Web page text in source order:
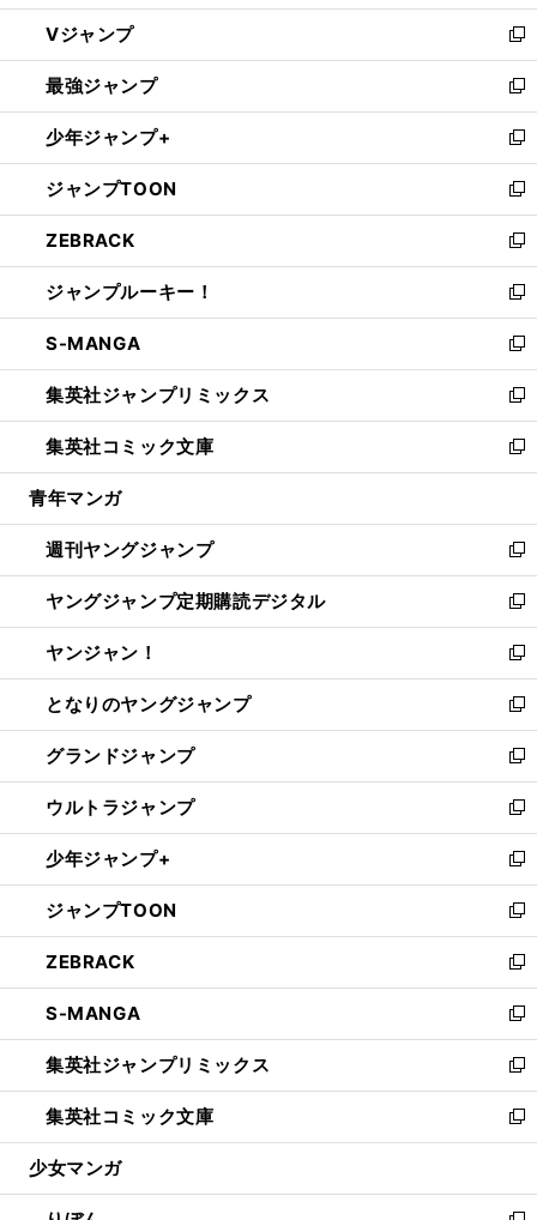
ウ
ィ
ン
ド
ウ
で
開
く
し
い
ウ
ィ
ン
ド
ウ
で
開
く
Vジャンプ
新
し
い
ウ
ィ
ン
ド
ウ
で
開
く
最強ジャンプ
新
し
い
ウ
ィ
ン
ド
ウ
で
開
く
少年ジャンプ+
新
し
い
ウ
ィ
ン
ド
ウ
で
開
く
ジャンプTOON
新
し
い
ウ
ィ
ン
ド
ウ
で
開
く
ZEBRACK
新
し
い
ウ
ィ
ン
ド
ウ
で
開
ジャンプルーキー！
新
し
い
ウ
ィ
ン
ド
ウ
開
く
S-MANGA
新
し
い
ウ
ィ
ン
ウ
で
開
く
集英社ジャンプリミックス
新
し
い
ウ
ン
ド
ウ
で
開
く
集英社コミック文庫
新
し
ウ
ィ
ン
ド
ウ
で
開
く
青年マンガ
週刊ヤングジャンプ
新
し
い
ウ
ィ
ン
ド
ウ
で
開
く
ヤングジャンプ定期購読デジタル
新
し
い
ウ
ィ
ン
ド
ウ
で
開
く
ヤンジャン！
新
し
い
ウ
ィ
ン
ド
ウ
で
開
く
となりのヤングジャンプ
新
し
い
ウ
ィ
ン
ド
ウ
で
開
く
グランドジャンプ
新
し
い
ウ
ィ
ン
ド
ウ
で
開
く
ウルトラジャンプ
新
し
い
ウ
ィ
ン
ド
ウ
で
開
く
少年ジャンプ+
新
し
い
ウ
ィ
ン
ド
ウ
で
開
く
ジャンプTOON
新
し
い
ウ
ィ
ン
ド
ウ
で
開
ZEBRACK
新
し
い
ウ
ィ
ン
ド
ウ
開
S-MANGA
新
し
い
ウ
ィ
ン
ウ
集英社ジャンプリミックス
新
し
い
ウ
ン
集英社コミック文庫
新
し
ウ
少女マンガ